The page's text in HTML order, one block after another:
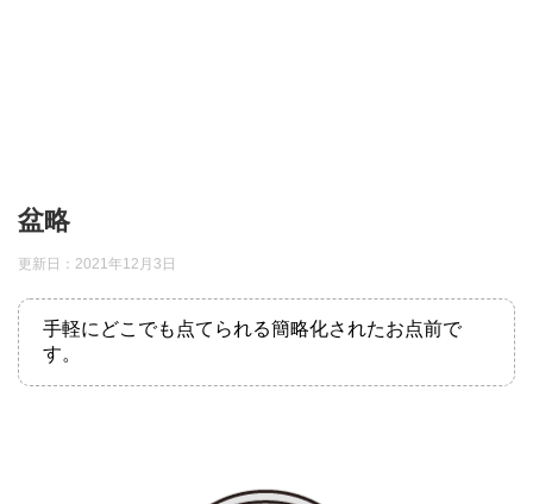
盆略
更新日： 2021年12月3日
手軽にどこでも点てられる簡略化されたお点前で
す。